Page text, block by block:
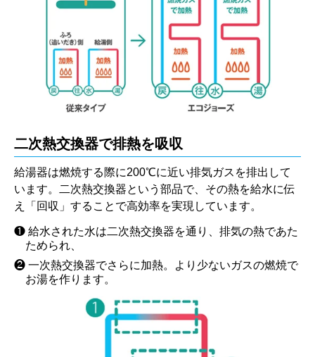
二次熱交換器で排熱を吸収
給湯器は燃焼する際に200℃に近い排気ガスを排出して
います。二次熱交換器という部品で、その熱を給水に伝
え「回収」することで高効率を実現しています。
❶ 給水された水は二次熱交換器を通り、排気の熱であた
ためられ、
❷ 一次熱交換器でさらに加熱。より少ないガスの燃焼で
お湯を作ります。